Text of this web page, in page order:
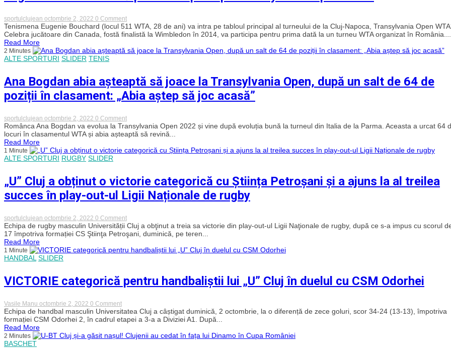
și
la
mâna
celorlalte
rezultate
Cupa
în
Final
8
sportulclujean octombrie 2, 2022 0 Commenton
Eugenie
Bouchard
intră
tabloul
Tenismena Eugenie Bouchard (locul 511 WTA, 28 de ani) va intra pe tabloul principal al turneului de la Cluj-Napoca, Transylvania Open
Celebra jucătoare din Canada, fostă finalistă la Wimbledon în 2014, va participa pentru prima dată la un turneu WTA organizat în România....
Read More
2 Minutes
ALTE SPORTURI SLIDER TENIS
Ana Bogdan abia așteaptă să joace la Transylvania Open, după un salt de 64 de
poziții în clasament: „Abia aștep să joc acasă”
sportulclujean octombrie 2, 2022 0 Commenton
Ana
Bogdan
abia
să
Open,
după
un
salt
64
de
poziții
în
„Abia
acasă”
Românca Ana Bogdan va evolua la Transylvania Open 2022 și vine după evoluția bună la turneul din Italia de la Parma. Aceasta a urcat 64
locuri în clasamentul WTA și abia așteaptă să revină...
Read More
1 Minute
ALTE SPORTURI RUGBY SLIDER
„U” Cluj a obținut o victorie categorică cu Știința Petroșani și a ajuns la al treilea
succes în play-out-ul Ligii Naționale de rugby
sportulclujean octombrie 2, 2022 0 Commenton
„U”
Cluj
a
o
Știința
Petroșani
ajuns
la
al
succes
Echipa de rugby masculin Universității Cluj a obţinut a treia sa victorie din play-out-ul Ligii Naţionale de rugby, după ce s-a impus cu scorul
17 împotriva formației CS Ştiinţa Petroşani, duminică, pe teren...
Read More
1 Minute
HANDBAL SLIDER
VICTORIE categorică pentru handbaliștii lui „U” Cluj în duelul cu CSM Odorhei
Vasile Manu octombrie 2, 2022 0 Commenton
VICTORIE
categorică
pentru
lui
Echipa de handbal masculin Universitatea Cluj a câștigat duminică, 2 octombrie, la o diferență de zece goluri, scor 34-24 (13-13), împotriva
formației CSM Odorhei 2, în cadrul etapei a 3-a a Diviziei A1. După...
Read More
2 Minutes
BASCHET